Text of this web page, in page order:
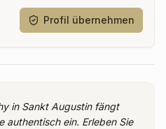
Profil übernehmen
in Sankt Augustin fängt
authentisch ein. Erleben Sie